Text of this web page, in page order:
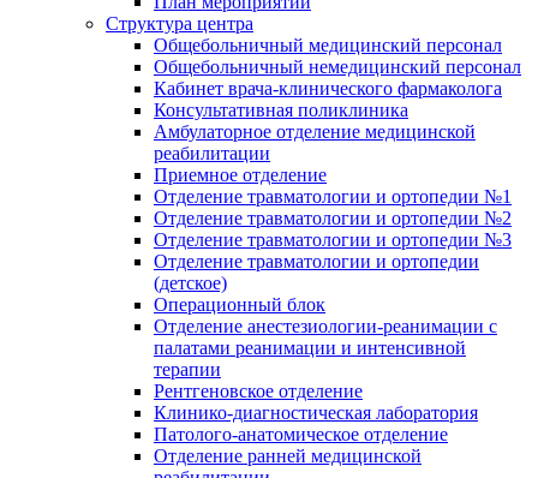
Структура центра
Общебольничный медицинский персонал
Общебольничный немедицинский персонал
Кабинет врача-клинического фармаколога
Консультативная поликлиника
Амбулаторное отделение медицинской
реабилитации
Приемное отделение
Отделение травматологии и ортопедии №1
Отделение травматологии и ортопедии №2
Отделение травматологии и ортопедии №3
Отделение травматологии и ортопедии
(детское)
Операционный блок
Отделение анестезиологии-реанимации с
палатами реанимации и интенсивной
терапии
Рентгеновское отделение
Клинико-диагностическая лаборатория
Патолого-анатомическое отделение
Отделение ранней медицинской